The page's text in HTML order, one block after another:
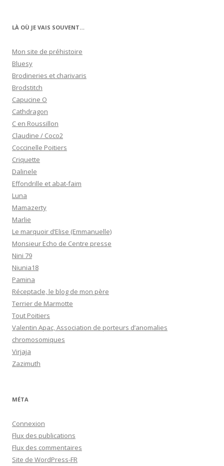
LÀ OÙ JE VAIS SOUVENT…
Mon site de préhistoire
Bluesy
Brodineries et charivaris
Brodstitch
Capucine O
Cathdragon
C en Roussillon
Claudine / Coco2
Coccinelle Poitiers
Criquette
Dalinele
Effondrille et abat-faim
Luna
Mamazerty
Marlie
Le marquoir d’Elise (Emmanuelle)
Monsieur Echo de Centre presse
Nini 79
Niunia18
Pamina
Réceptacle, le blog de mon père
Terrier de Marmotte
Tout Poitiers
Valentin Apac, Association de porteurs d’anomalies
chromosomiques
Virjaja
Zazimuth
MÉTA
Connexion
Flux des publications
Flux des commentaires
Site de WordPress-FR